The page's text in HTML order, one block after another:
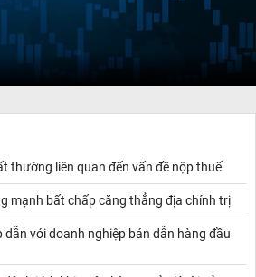
thường liên quan đến vấn đề nộp thuế
mạnh bất chấp căng thẳng địa chính trị
dẫn với doanh nghiệp bán dẫn hàng đầu